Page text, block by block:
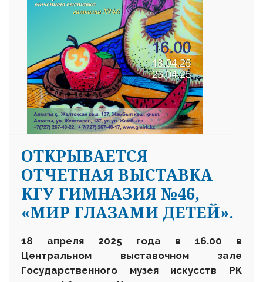
ОТКРЫВАЕТСЯ
ОТЧЕТНАЯ ВЫСТАВКА
КГУ ГИМНАЗИЯ №46,
«МИР ГЛАЗАМИ ДЕТЕЙ».
18 апреля 2025 года в 16.00 в
Центральном выставочном зале
Государственного музея искусств РК